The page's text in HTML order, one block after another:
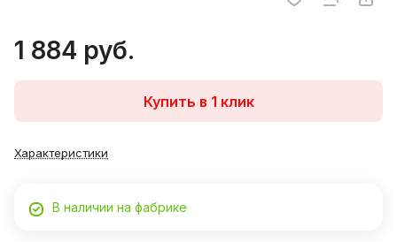
1 884 руб.
Купить в 1 клик
Характеристики
В наличии на фабрике